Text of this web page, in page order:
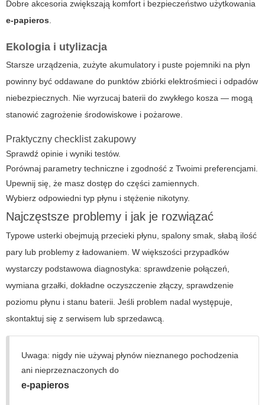
Dobre akcesoria zwiększają komfort i bezpieczeństwo użytkowania
e-papieros
Ekologia i utylizacja
Starsze urządzenia, zużyte akumulatory i puste pojemniki na płyn
powinny być oddawane do punktów zbiórki elektrośmieci i odpadów
niebezpiecznych. Nie wyrzucaj baterii do zwykłego kosza — mogą
stanowić zagrożenie środowiskowe i pożarowe.
Praktyczny checklist zakupowy
Sprawdź opinie i wyniki testów.
Porównaj parametry techniczne i zgodność z Twoimi preferencjami.
Upewnij się, że masz dostęp do części zamiennych.
Wybierz odpowiedni typ płynu i stężenie nikotyny.
Najczęstsze problemy i jak je rozwiązać
Typowe usterki obejmują przecieki płynu, spalony smak, słabą ilość
pary lub problemy z ładowaniem. W większości przypadków
wystarczy podstawowa diagnostyka: sprawdzenie połączeń,
wymiana grzałki, dokładne oczyszczenie złączy, sprawdzenie
poziomu płynu i stanu baterii. Jeśli problem nadal występuje,
skontaktuj się z serwisem lub sprzedawcą.
Uwaga: nigdy nie używaj płynów nieznanego pochodzenia
ani nieprzeznaczonych do
e-papieros